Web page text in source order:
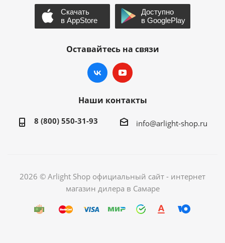
Оставайтесь на связи
Наши контакты
8 (800) 550-31-93 info@arlight-shop.ru
2026 © Arlight Shop официальный сайт - интернет
магазин дилера в Самаре